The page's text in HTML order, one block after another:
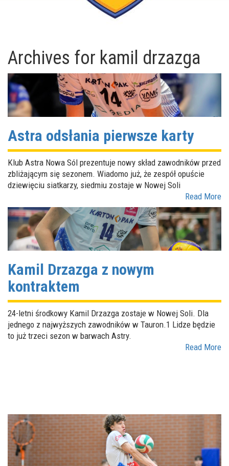
Archives for kamil drzazga
Astra odsłania pierwsze karty
Klub Astra Nowa Sól prezentuje nowy skład zawodników przed
zbliżającym się sezonem. Wiadomo już, że zespół opuście
dziewięciu siatkarzy, siedmiu zostaje w Nowej Soli
Read More
Kamil Drzazga z nowym
kontraktem
24-letni środkowy Kamil Drzazga zostaje w Nowej Soli. Dla
jednego z najwyższych zawodników w Tauron.1 Lidze będzie
to już trzeci sezon w barwach Astry.
Read More